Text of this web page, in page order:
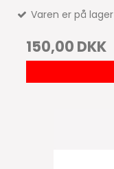
Varen er på lager
150,00 DKK